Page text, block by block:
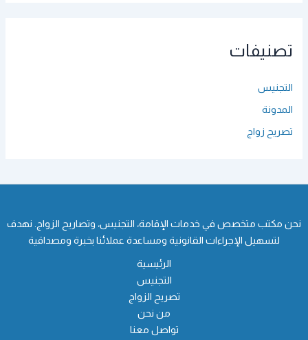
تصنيفات
التجنيس
المدونة
تصريح زواج
نحن مكتب متخصص في خدمات الإقامة، التجنيس، وتصاريح الزواج. نهدف
لتسهيل الإجراءات القانونية ومساعدة عملائنا بخبرة ومصداقية
الرئيسية
التجنيس
تصريح الزواج
من نحن
تواصل معنا